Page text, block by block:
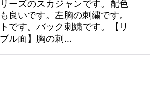
ーズのスカジャンです。配色
良いです。左胸の刺繍です。
です。バック刺繍です。【リ
ル面】胸の刺…